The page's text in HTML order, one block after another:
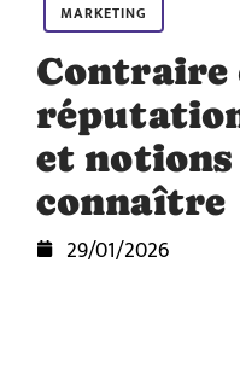
MARKETING
Contraire
et notions
connaître
29/01/2026